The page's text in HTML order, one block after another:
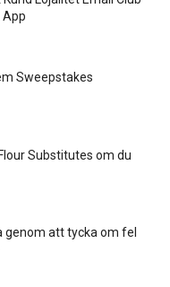
App
Sweepstakes
Substitutes om du
genom att tycka om fel